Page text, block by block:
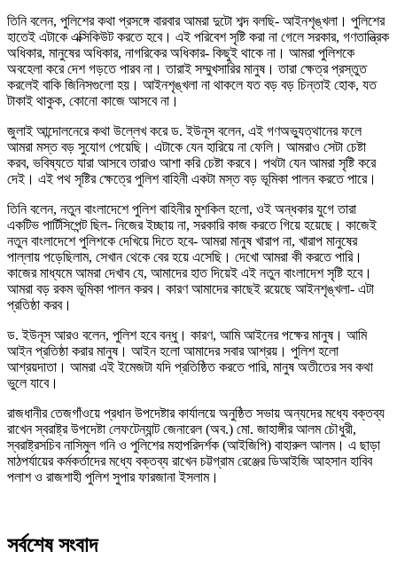
তিনি বলেন, পুলিশের কথা প্রসঙ্গে বারবার আমরা দুটো শব্দ বলছি- আইনশৃঙ্খলা। পুলিশের
হাতেই এটাকে এক্সিকিউট করতে হবে। এই পরিবেশ সৃষ্টি করা না গেলে সরকার, গণতান্ত্রিক
অধিকার, মানুষের অধিকার, নাগরিকের অধিকার- কিছুই থাকে না। আমরা পুলিশকে
অবহেলা করে দেশ গড়তে পারব না। তারাই সম্মুখসারির মানুষ। তারা ক্ষেত্র প্রস্তুত
করলেই বাকি জিনিসগুলো হয়। আইনশৃঙ্খলা না থাকলে যত বড় বড় চিন্তাই হোক, যত
টাকাই থাকুক, কোনো কাজে আসবে না।
জুলাই আন্দোলনেরে কথা উল্লেখ করে ড. ইউনূস বলেন, এই গণঅভ্যুত্থানের ফলে
আমরা মস্ত বড় সুযোগ পেয়েছি। এটাকে যেন হারিয়ে না ফেলি। আমরাও সেটা চেষ্টা
করব, ভবিষ্যতে যারা আসবে তারাও আশা করি চেষ্টা করবে। পথটা যেন আমরা সৃষ্টি করে
দেই। এই পথ সৃষ্টির ক্ষেত্রে পুলিশ বাহিনী একটা মস্ত বড় ভূমিকা পালন করতে পারে।
তিনি বলেন, নতুন বাংলাদেশে পুলিশ বাহিনীর মুশকিল হলো, ওই অন্ধকার যুগে তারা
একটিভ পার্টিসিপেন্ট ছিল- নিজের ইচ্ছায় না, সরকারি কাজ করতে গিয়ে হয়েছে। কাজেই
নতুন বাংলাদেশে পুলিশকে দেখিয়ে দিতে হবে- আমরা মানুষ খারাপ না, খারাপ মানুষের
পাল্লায় পড়েছিলাম, সেখান থেকে বের হয়ে এসেছি। দেখো আমরা কী করতে পারি।
কাজের মাধ্যমে আমরা দেখাব যে, আমাদের হাত দিয়েই এই নতুন বাংলাদেশ সৃষ্টি হবে।
আমরা বড় রকম ভূমিকা পালন করব। কারণ আমাদের কাছেই রয়েছে আইনশৃঙ্খলা- এটা
প্রতিষ্ঠা করব।
ড. ইউনূস আরও বলেন, পুলিশ হবে বন্ধু। কারণ, আমি আইনের পক্ষের মানুষ। আমি
আইন প্রতিষ্ঠা করার মানুষ। আইন হলো আমাদের সবার আশ্রয়। পুলিশ হলো
আশ্রয়দাতা। আমরা এই ইমেজটা যদি প্রতিষ্ঠিত করতে পারি, মানুষ অতীতের সব কথা
ভুলে যাবে।
রাজধানীর তেজগাঁওয়ে প্রধান উপদেষ্টার কার্যালয়ে অনুষ্ঠিত সভায় অন্যদের মধ্যে বক্তব্য
রাখেন স্বরাষ্ট্র উপদেষ্টা লেফটেন্যান্ট জেনারেল (অব.) মো. জাহাঙ্গীর আলম চৌধুরী,
স্বরাষ্ট্রসচিব নাসিমুল গনি ও পুলিশের মহাপরিদর্শক (আইজিপি) বাহারুল আলম। এ ছাড়া
মাঠপর্যায়ের কর্মকর্তাদের মধ্যে বক্তব্য রাখেন চট্টগ্রাম রেঞ্জের ডিআইজি আহসান হাবিব
পলাশ ও রাজশাহী পুলিশ সুপার ফারজানা ইসলাম।
সর্বশেষ সংবাদ